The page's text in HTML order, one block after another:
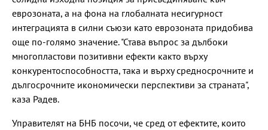
еврозоната, а на фона на глобалната несигурност
интеграцията в силни съюзи като еврозоната придобива
още по-голямо значение. "Става въпрос за дълбоки
многопластови позитивни ефекти както върху
конкурентоспособността, така и върху средносрочните и
дългосрочните икономически перспективи за страната",
каза Радев.
Управителят на БНБ посочи, че сред от ефектите, които